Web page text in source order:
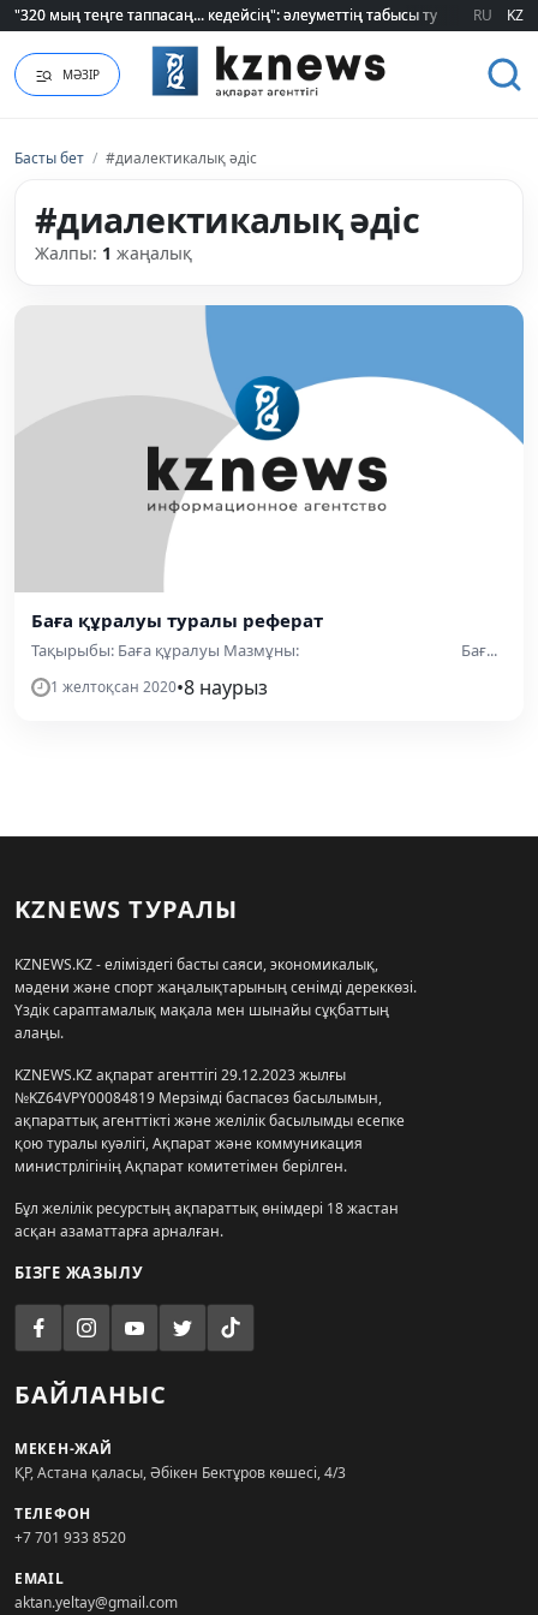
"320 мың теңге таппасаң... кедейсің": әлеуметтің табысы туралы түсінігі
"320 мың теңге таппасаң... кедейсің": әлеуметтің табысы туралы түсінігі
RU KZ
МӘЗІР
Басты бет / #диалектикалық әдіс
#диалектикалық әдіс
Жалпы: 1 жаңалық
Баға құралуы туралы реферат
Тақырыбы: Баға құралуы Мазмұны: Бағ...
1 желтоқсан 2020•8 наурыз
KZNEWS ТУРАЛЫ
KZNEWS.KZ - еліміздегі басты саяси, экономикалық,
мәдени және спорт жаңалықтарының сенімді дереккөзі.
Үздік сараптамалық мақала мен шынайы сұқбаттың
алаңы.
KZNEWS.KZ ақпарат агенттігі 29.12.2023 жылғы
№KZ64VPY00084819 Мерзімді баспасөз басылымын,
ақпараттық агенттікті және желілік басылымды есепке
қою туралы куәлігі, Ақпарат және коммуникация
министрлігінің Ақпарат комитетімен берілген.
Бұл желілік ресурстың ақпараттық өнімдері 18 жастан
асқан азаматтарға арналған.
БІЗГЕ ЖАЗЫЛУ
БАЙЛАНЫС
МЕКЕН-ЖАЙ
ҚР, Астана қаласы, Әбікен Бектұров көшесі, 4/3
ТЕЛЕФОН
+7 701 933 8520
EMAIL
aktan.yeltay@gmail.com